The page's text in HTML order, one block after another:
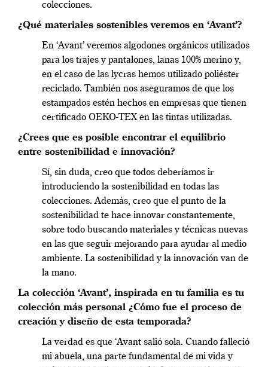
colecciones.
¿Qué materiales sostenibles veremos en ‘Avant’?
En ‘Avant’ veremos algodones orgánicos utilizados
para los trajes y pantalones, lanas 100% merino y,
en el caso de las lycras hemos utilizado poliéster
reciclado. También nos aseguramos de que los
estampados estén hechos en empresas que tienen
certificado OEKO-TEX en las tintas utilizadas.
¿Crees que es posible encontrar el equilibrio
entre sostenibilidad e innovación?
Sí, sin duda, creo que todos deberíamos ir
introduciendo la sostenibilidad en todas las
colecciones. Además, creo que el punto de la
sostenibilidad te hace innovar constantemente,
sobre todo buscando materiales y técnicas nuevas
en las que seguir mejorando para ayudar al medio
ambiente. La sostenibilidad y la innovación van de
la mano.
La colección ‘Avant’, inspirada en tu familia es tu
colección más personal ¿Cómo fue el proceso de
creación y diseño de esta temporada?
La verdad es que ‘Avant salió sola. Cuando falleció
mi abuela, una parte fundamental de mi vida y